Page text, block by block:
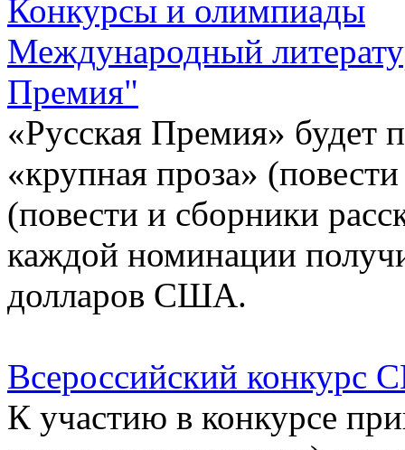
Конкурсы и олимпиады
Международный
Премия"
«Русская Премия» будет
«крупная проза»
(повести и сборники
каждой номинации
долларов США.
Всероссийский конкурс
К участию в конкурсе